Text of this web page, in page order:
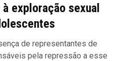
exploração sexual
de representantes de
pela repressão a esse